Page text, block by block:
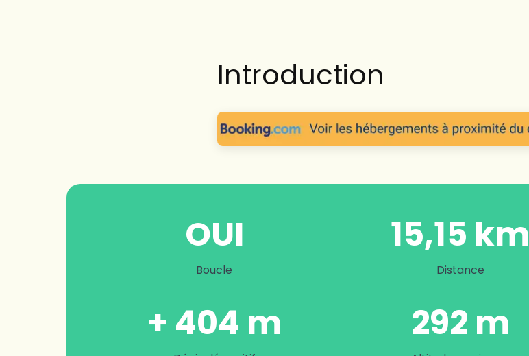
Introduction
OUI
Boucle
15,15 km
Distance
+ 404 m 292 m